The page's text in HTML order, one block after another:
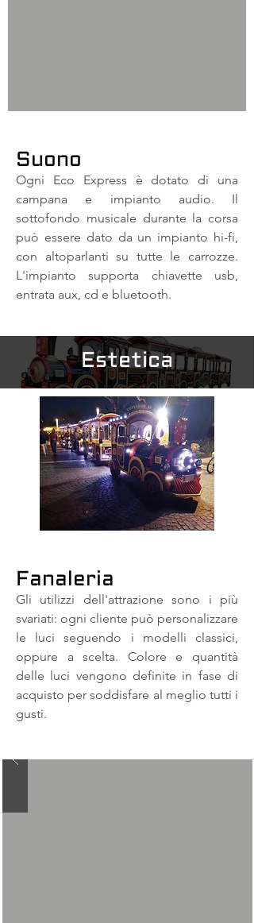
Suono
Ogni Eco Express è dotato di una
campana e impianto audio. Il
sottofondo musicale durante la corsa
può essere dato da un impianto hi-fi,
con altoparlanti su tutte le carrozze.
L'impianto supporta chiavette usb,
entrata aux, cd e bluetooth.
Estetica
Fanaleria
Gli utilizzi dell'attrazione sono i più
svariati: ogni cliente può personalizzare
le luci seguendo i modelli classici,
oppure a scelta. Colore e quantità
delle luci vengono definite in fase di
acquisto per soddisfare al meglio tutti i
gusti.